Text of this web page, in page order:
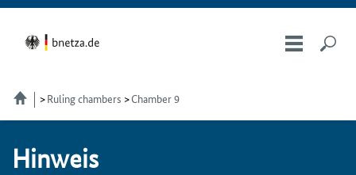
Ruling chambers Chamber 9
Hin­weis